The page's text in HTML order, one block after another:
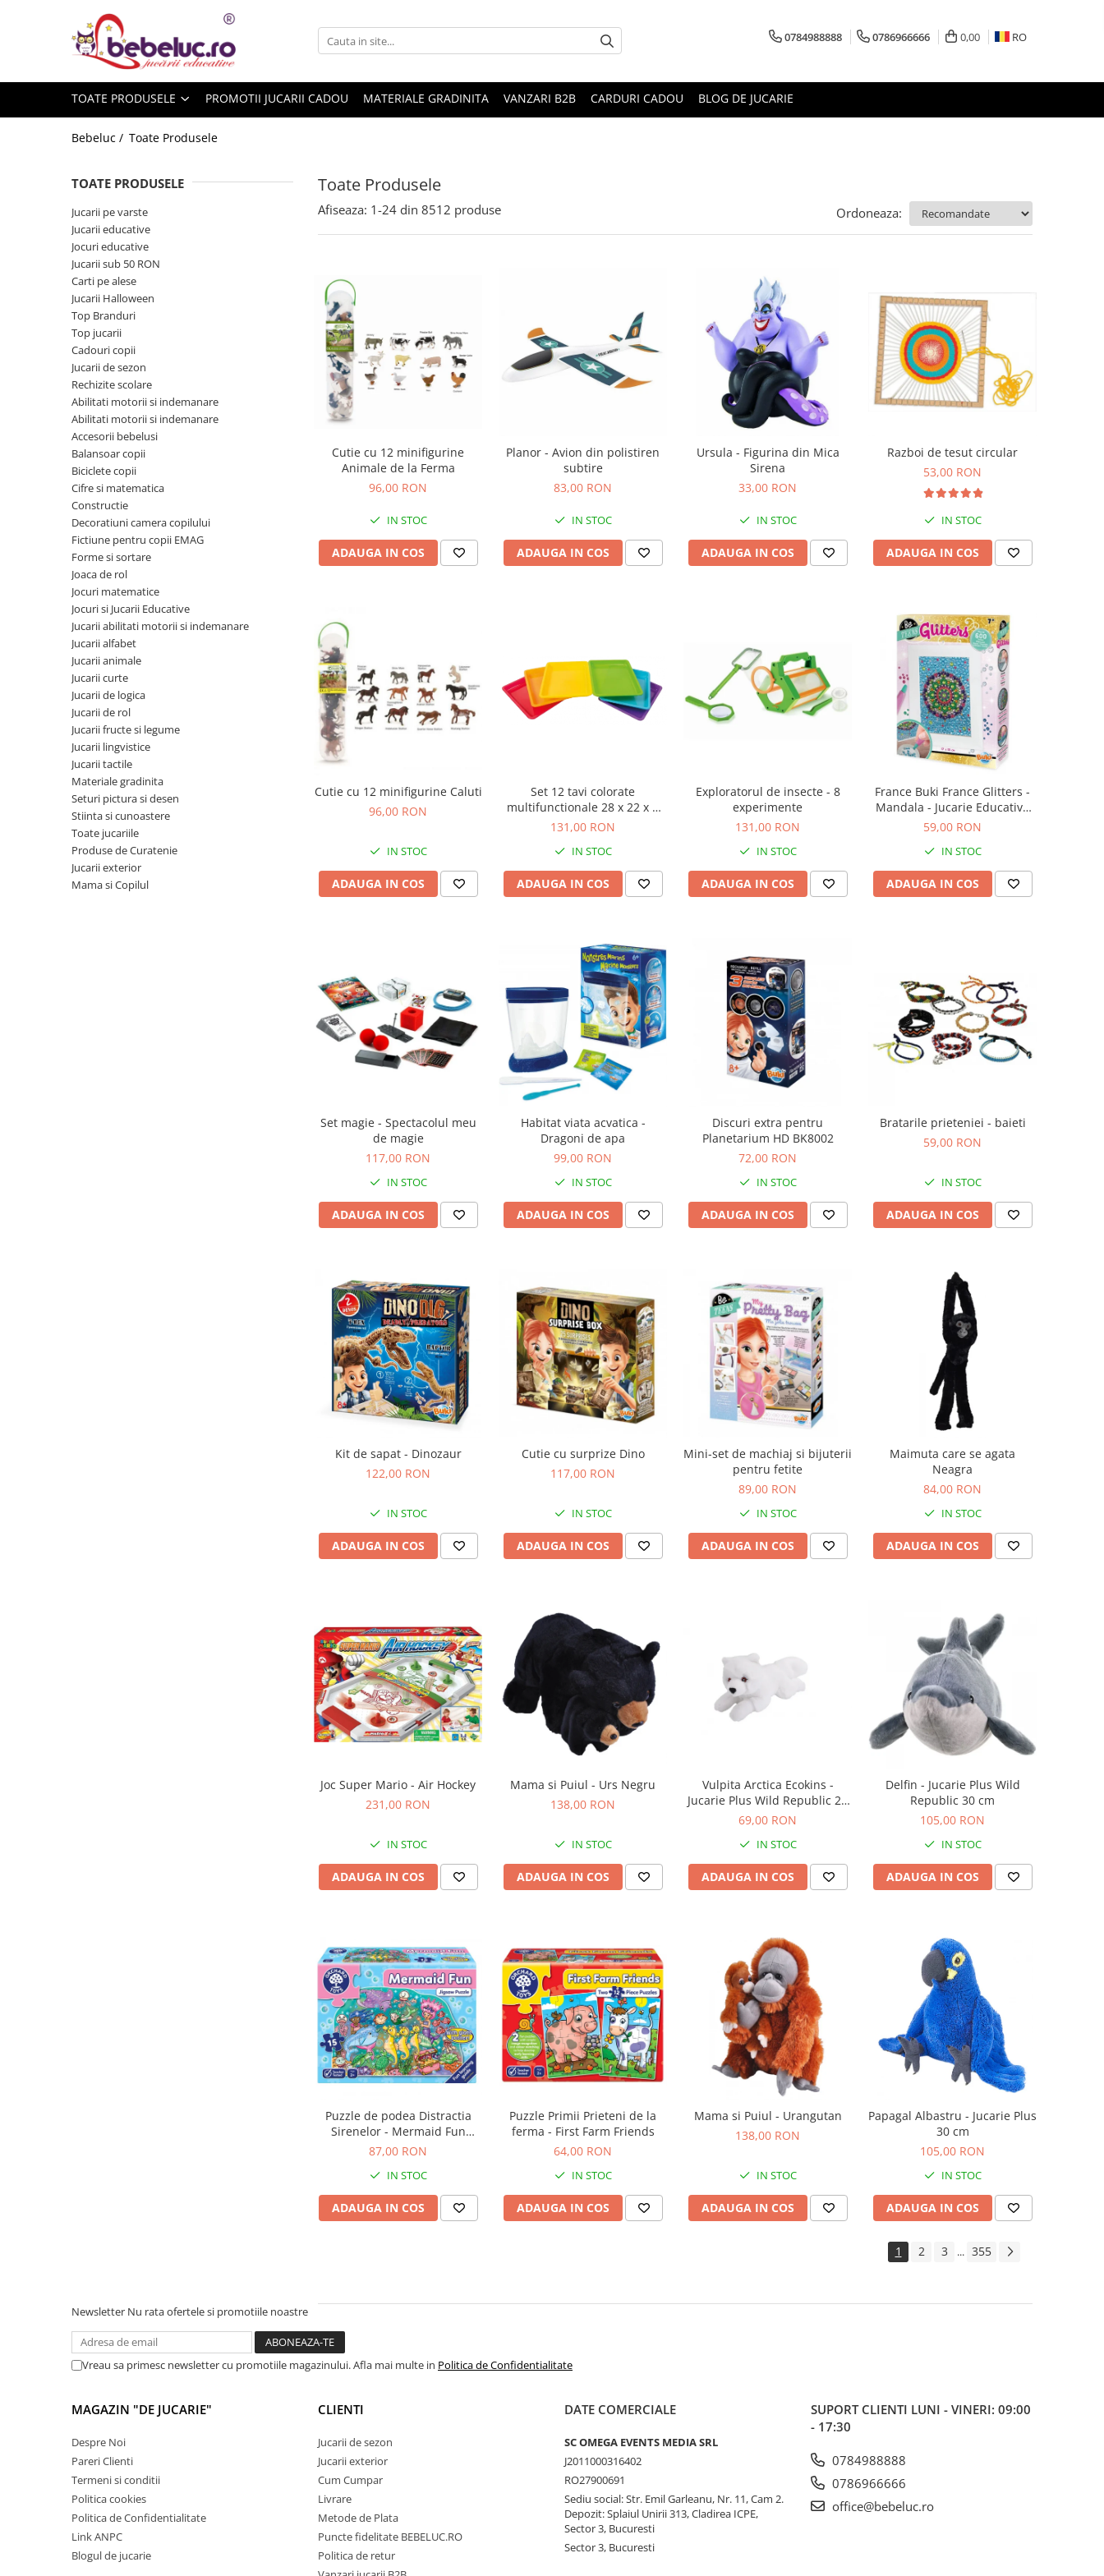
Toate Produsele
Set constructie copii
Jucarii magnetice
Seturi Experimente pentru copii
Organele Corpului Uman
Roboti de jucarie
Jucarii Creativitate
Lucru manual copii
Seturi de desen
Seturi de pictura pentru copii
Tatuaje Copii
Nisip kinetic
Jucarii interactive
Proiector pentru copii
Instrumente muzicale pentru copii
Caruseluri muzicale
Storytelling
Bucatarii pentru copii
Banc de lucru pentru copii
Papusi de mana
Casa de papusi
Bormasina magica
Costum Halloween Copii
Papusi si Bebelusi Reborn
Animale de jucarie
Jucarii cu Dinozauri
Figurine cu animale domestice
Figurine plus
Jucarii Montessori
Nevoi speciale si sindrom Down
Cadou copii 11 ani
Cadou copii 12 ani
Rechizite scolare
Caserola compartimentata copii
Etui Ochelari
Ghiozdan baieti
Ghiozdan fete
0784988888 0786966666 0,00 RO
TOATE PRODUSELE PROMOTII JUCARII CADOU MATERIALE GRADINITA VANZARI B2B CARDURI CADOU BLOG DE JUCARIE
Bebeluc / Toate Produsele
Toate Produsele
TOATE PRODUSELE
Jucarii pe varste
Jucarii educative
Jocuri educative
Jucarii sub 50 RON
Carti pe alese
Jucarii Halloween
Top Branduri
Top jucarii
Cadouri copii
Jucarii de sezon
Rechizite scolare
Abilitati motorii si indemanare
Abilitati motorii si indemanare
Accesorii bebelusi
Balansoar copii
Biciclete copii
Cifre si matematica
Constructie
Decoratiuni camera copilului
Fictiune pentru copii EMAG
Forme si sortare
Joaca de rol
Jocuri matematice
Jocuri si Jucarii Educative
Jucarii abilitati motorii si indemanare
Jucarii alfabet
Jucarii animale
Jucarii curte
Jucarii de logica
Jucarii de rol
Jucarii fructe si legume
Jucarii lingvistice
Jucarii tactile
Materiale gradinita
Seturi pictura si desen
Stiinta si cunoastere
Toate jucariile
Produse de Curatenie
Jucarii exterior
Mama si Copilul
Afiseaza: 1-24 din 8512 produse Ordoneaza:
Cutie cu 12 minifigurine
Animale de la Ferma
96,00 RON
IN STOC
ADAUGA IN COS
Planor - Avion din polistiren
subtire
83,00 RON
IN STOC
ADAUGA IN COS
Ursula - Figurina din Mica
Sirena
33,00 RON
IN STOC
ADAUGA IN COS
Razboi de tesut circular
53,00 RON
IN STOC
ADAUGA IN COS
Cutie cu 12 minifigurine Caluti
96,00 RON
IN STOC
ADAUGA IN COS
Set 12 tavi colorate
multifunctionale 28 x 22 x 3
cm, pentru gradinita si scoala
131,00 RON
IN STOC
ADAUGA IN COS
Exploratorul de insecte - 8
experimente
131,00 RON
IN STOC
ADAUGA IN COS
France Buki France Glitters -
Mandala - Jucarie Educativa
de inalta calitate pentru copii
59,00 RON
IN STOC
ADAUGA IN COS
Set magie - Spectacolul meu
de magie
117,00 RON
IN STOC
ADAUGA IN COS
Habitat viata acvatica -
Dragoni de apa
99,00 RON
IN STOC
ADAUGA IN COS
Discuri extra pentru
Planetarium HD BK8002
72,00 RON
IN STOC
ADAUGA IN COS
Bratarile prieteniei - baieti
59,00 RON
IN STOC
ADAUGA IN COS
Kit de sapat - Dinozaur
122,00 RON
IN STOC
ADAUGA IN COS
Cutie cu surprize Dino
117,00 RON
IN STOC
ADAUGA IN COS
Mini-set de machiaj si bijuterii
pentru fetite
89,00 RON
IN STOC
ADAUGA IN COS
Maimuta care se agata
Neagra
84,00 RON
IN STOC
ADAUGA IN COS
Joc Super Mario - Air Hockey
231,00 RON
IN STOC
ADAUGA IN COS
Mama si Puiul - Urs Negru
138,00 RON
IN STOC
ADAUGA IN COS
Vulpita Arctica Ecokins -
Jucarie Plus Wild Republic 20
cm
69,00 RON
IN STOC
ADAUGA IN COS
Delfin - Jucarie Plus Wild
Republic 30 cm
105,00 RON
IN STOC
ADAUGA IN COS
Puzzle de podea Distractia
Sirenelor - Mermaid Fun
puzzle
87,00 RON
IN STOC
ADAUGA IN COS
Puzzle Primii Prieteni de la
ferma - First Farm Friends
64,00 RON
IN STOC
ADAUGA IN COS
Mama si Puiul - Urangutan
138,00 RON
IN STOC
ADAUGA IN COS
Papagal Albastru - Jucarie Plus
30 cm
105,00 RON
IN STOC
ADAUGA IN COS
1 2 3 ... 355
Newsletter Nu rata ofertele si promotiile noastre
Vreau sa primesc newsletter cu promotiile magazinului. Afla mai multe in Politica de Confidentialitate
MAGAZIN "DE JUCARIE"
Despre Noi
Pareri Clienti
Termeni si conditii
Politica cookies
Politica de Confidentialitate
Link ANPC
Blogul de jucarie
CLIENTI
Jucarii de sezon
Jucarii exterior
Cum Cumpar
Livrare
Metode de Plata
Puncte fidelitate BEBELUC.RO
Politica de retur
DATE COMERCIALE
SC OMEGA EVENTS MEDIA SRL
J2011000316402
RO27900691
Sediu social: Str. Emil Garleanu, Nr. 11, Cam 2.
Depozit: Splaiul Unirii 313, Cladirea ICPE,
Sector 3, Bucuresti
Sector 3, Bucuresti
SUPORT CLIENTI LUNI - VINERI: 09:00
- 17:30
0784988888
0786966666
office@bebeluc.ro